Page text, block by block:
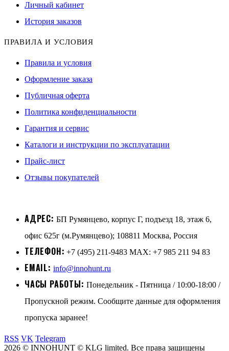
Личный кабинет
История заказов
ПРАВИЛА И УСЛОВИЯ
Правила и условия
Оформление заказа
Публичная оферта
Политика конфиденциальности
Гарантия и сервис
Каталоги и инструкции по эксплуатации
Прайс-лист
Отзывы покупателей
АДРЕС: БП Румянцево, корпус Г, подъезд 18, этаж 6,
офис 625г (м.Румянцево); 108811 Москва, Россия
ТЕЛЕФОН: +7 (495) 211-9483 MAX: +7 985 211 94 83
EMAIL: info@innohunt.ru
ЧАСЫ РАБОТЫ: Понедельник - Пятница / 10:00-18:00 /
Пропускной режим. Сообщите данные для оформления
пропуска заранее!
RSS VK Telegram
2026 © INNOHUNT © KLG limited. Все права защищены